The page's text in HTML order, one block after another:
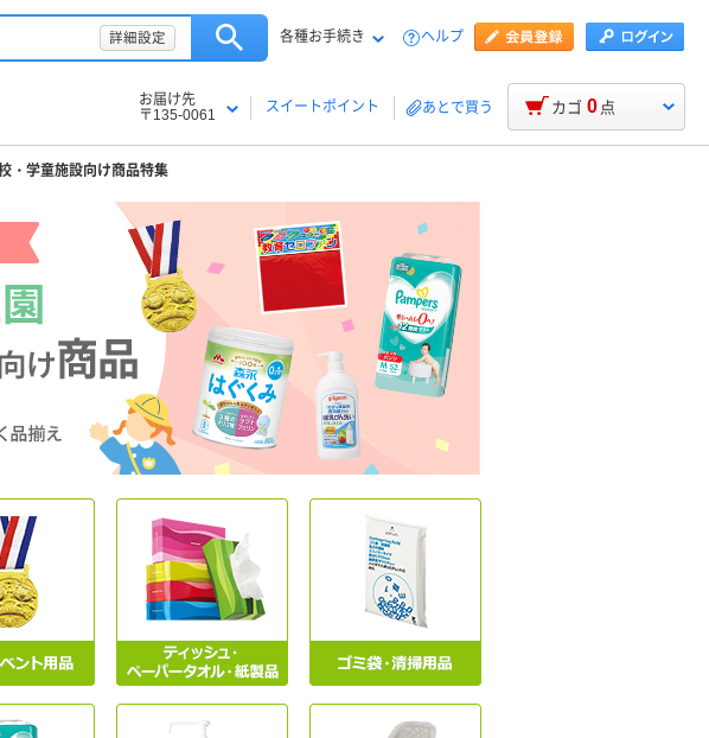
詳細設定 各種お手続き ヘルプ
お届け先
〒135-0061
スイートポイント あとで買う カゴ 0 点
・学童施設向け商品特集